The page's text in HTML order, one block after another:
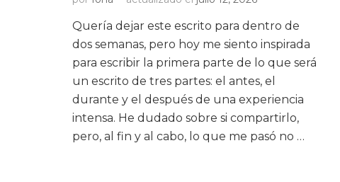
Quería dejar este escrito para dentro de
dos semanas, pero hoy me siento inspirada
para escribir la primera parte de lo que será
un escrito de tres partes: el antes, el
durante y el después de una experiencia
intensa. He dudado sobre si compartirlo,
pero, al fin y al cabo, lo que me pasó no …